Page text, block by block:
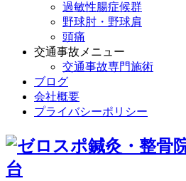
過敏性腸症候群
野球肘・野球肩
頭痛
交通事故メニュー
交通事故専門施術
ブログ
会社概要
プライバシーポリシー